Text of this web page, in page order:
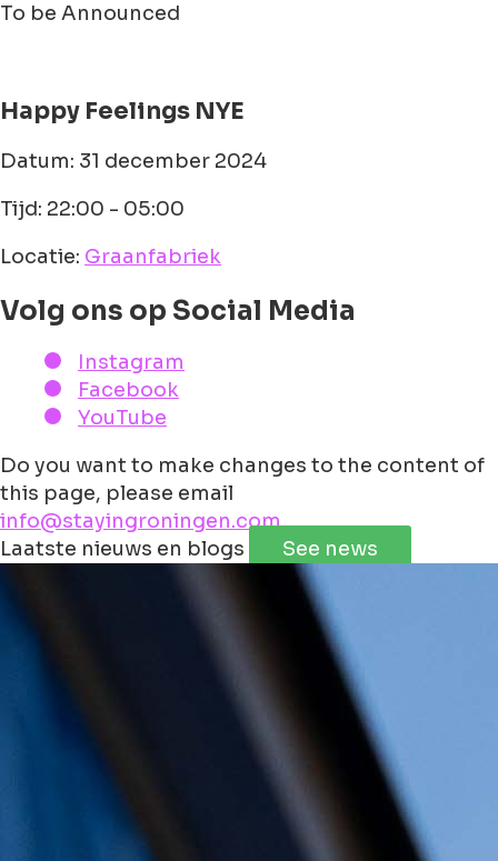
To be Announced
Happy Feelings NYE
Datum: 31 december 2024
Tijd: 22:00 - 05:00
Locatie: Graanfabriek
Volg ons op Social Media
Instagram
Facebook
YouTube
Do you want to make changes to the content of
this page, please email
info@stayingroningen.com
+
Leaflet | ©JawgMaps©OpenStreetMap
Laatste nieuws en blogs See news